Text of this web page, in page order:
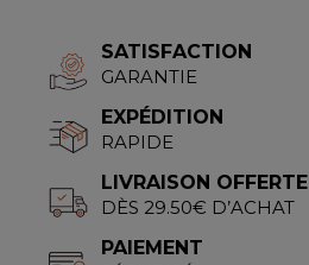
SATISFACTION
GARANTIE
EXPÉDITION
RAPIDE
LIVRAISON OFFERTE
DÈS 29.50€ D’ACHAT
PAIEMENT